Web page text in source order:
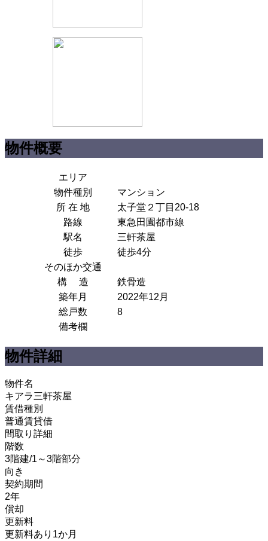
物件概要
エリア
物件種別
マンション
所 在 地
太子堂２丁目20-18
路線
東急田園都市線
駅名
三軒茶屋
徒歩
徒歩4分
そのほか交通
構 造
鉄骨造
築年月
2022年12月
総戸数
8
備考欄
物件詳細
物件名
キアラ三軒茶屋
賃借種別
普通賃貸借
間取り詳細
階数
3階建/1～3階部分
向き
契約期間
2年
償却
更新料
更新料あり1か月